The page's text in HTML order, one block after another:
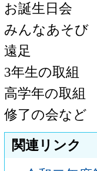
お誕生日会
みんなあそび
遠足
3年生の取組
高学年の取組
修了の会など
関連リンク